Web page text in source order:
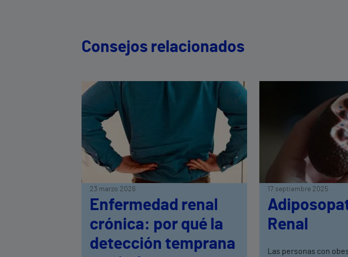
Consejos relacionados
23 marzo 2026
Enfermedad renal
crónica: por qué la
detección temprana
17 septiembre 2025
Renal
Las personas con